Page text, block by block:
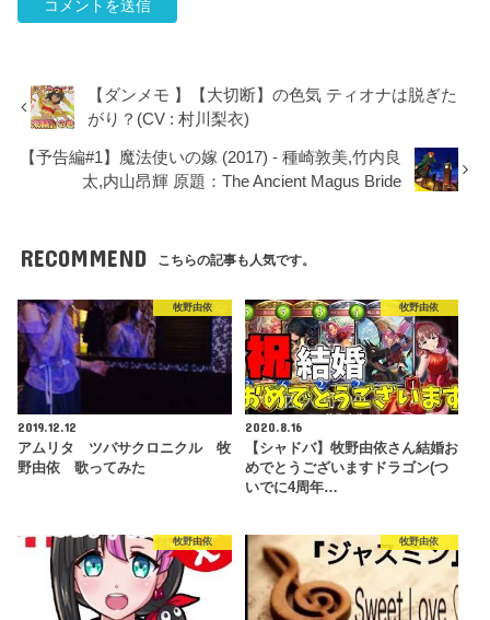
【ダンメモ 】【大切断】の色気 ティオナは脱ぎた
がり？(CV : 村川梨衣)
【予告編#1】魔法使いの嫁 (2017) - 種崎敦美,竹内良
太,内山昂輝 原題：The Ancient Magus Bride
RECOMMEND こちらの記事も人気です。
牧野由依
2019.12.12
アムリタ ツバサクロニクル 牧
野由依 歌ってみた
牧野由依
2020.8.16
【シャドバ】牧野由依さん結婚お
めでとうございますドラゴン(つ
いでに4周年…
牧野由依 牧野由依